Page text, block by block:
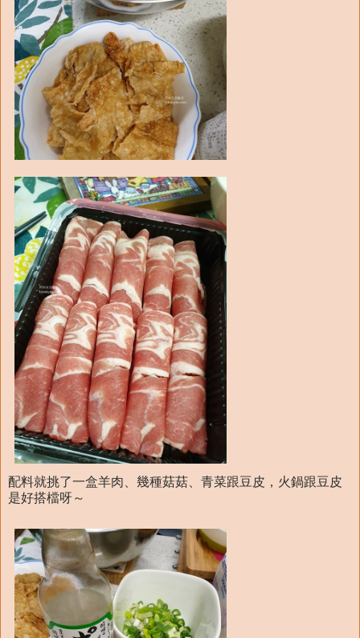
配料就挑了一盒羊肉、幾種菇菇、青菜跟豆皮，火鍋跟豆皮
是好搭檔呀～